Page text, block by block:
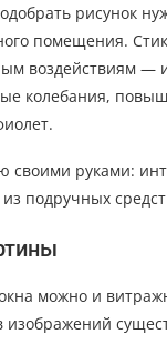
рисунок
помещения.
воздействиям —
колебания,
можно и